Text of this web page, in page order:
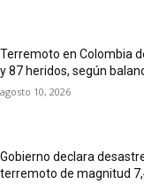
Terremoto en Colombia
y 87 heridos, según
agosto 10, 2026
Gobierno declara
terremoto de magnitud